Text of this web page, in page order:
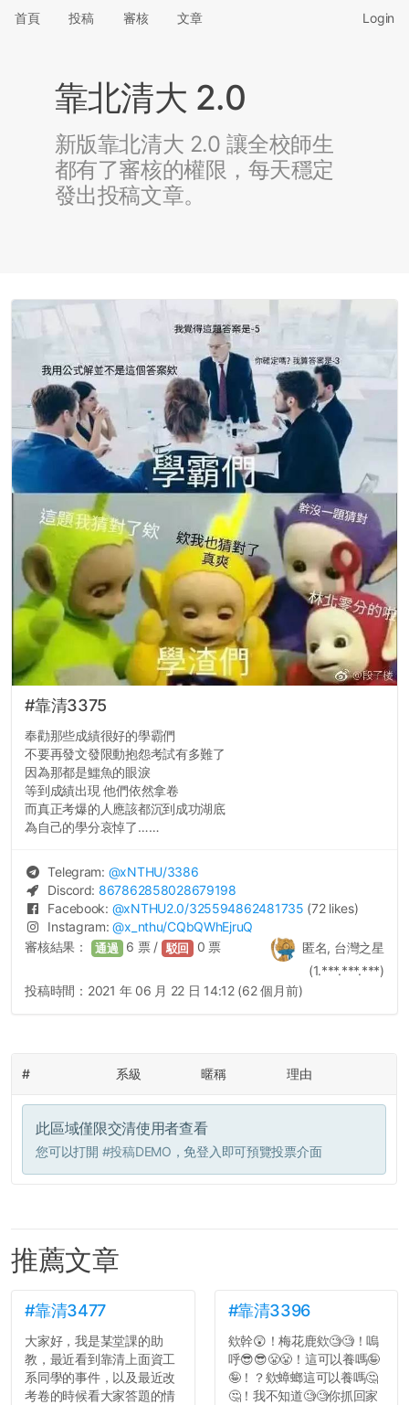
首頁 投稿 審核 文章 Login
靠北清大 2.0
新版靠北清大 2.0 讓全校師生
都有了審核的權限，每天穩定
發出投稿文章。
#靠清3375
奉勸那些成績很好的學霸們
不要再發文發限動抱怨考試有多難了
因為那都是鱷魚的眼淚
等到成績出現 他們依然拿卷
而真正考爆的人應該都沉到成功湖底
為自己的學分哀悼了……
Telegram: @xNTHU/3386
Discord: 867862858028679198
Facebook: @xNTHU2.0/325594862481735 (72 likes)
Instagram:@x_nthu/CQbQWhEjruQ
匿名, 台灣之星
(1.***.***.***)
審核結果： 通過 6 票 / 駁回 0 票
投稿時間： 2021 年 06 月 22 日 14:12 (62 個月前)
# 系級 暱稱 理由
此區域僅限交清使用者查看
您可以打開 #投稿DEMO ，免登入即可預覽投票介面
推薦文章
#靠清3477
大家好，我是某堂課的助
教，最近看到靠清上面資工
系同學的事件，以及最近改
考卷的時候看大家答題的情
#靠清3396
欸幹😲！梅花鹿欸🧐🧐！嗚
呼😎😎😤😤！這可以養嗎🤪
🤪！？欸蟑螂這可以養嗎🤔
🤔！我不知道🧐🧐你抓回家